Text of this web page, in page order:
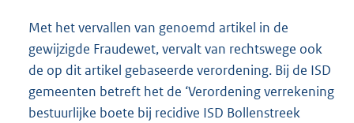
Met het vervallen van genoemd artikel in de
gewijzigde Fraudewet, vervalt van rechtswege ook
de op dit artikel gebaseerde verordening. Bij de ISD
gemeenten betreft het de ‘Verordening verrekening
bestuurlijke boete bij recidive ISD Bollenstreek